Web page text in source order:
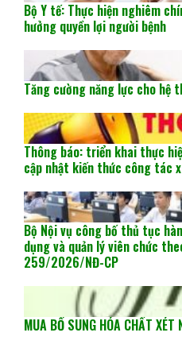
Bộ Y tế: Thực hiện nghiêm
hưởng quyền lợi người bệnh
Tăng cường năng lực cho hệ
Thông báo: triển khai thực
cập nhật kiến thức công tác
Bộ Nội vụ công bố thủ tục
dụng và quản lý viên chức
259/2026/NĐ-CP
MUA BỔ SUNG HÓA CHẤT XÉT